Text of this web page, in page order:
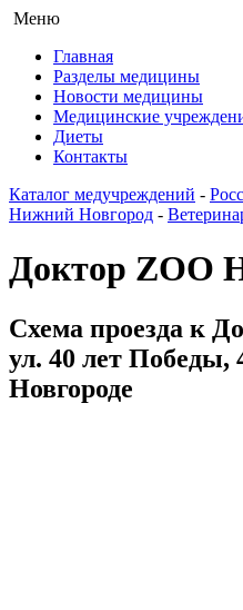
Меню
Главная
Разделы медицины
Новости медицины
Медицинские
Диеты
Контакты
Каталог медучреждений -
Нижний Новгород -
Доктор ZOO
Схема проезда к
ул. 40 лет
Новгороде